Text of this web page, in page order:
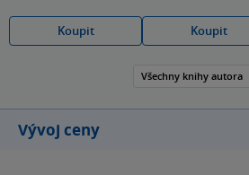
Koupit Koupit
Všechny knihy autora
Vývoj ceny